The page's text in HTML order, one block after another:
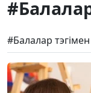
#Балалар